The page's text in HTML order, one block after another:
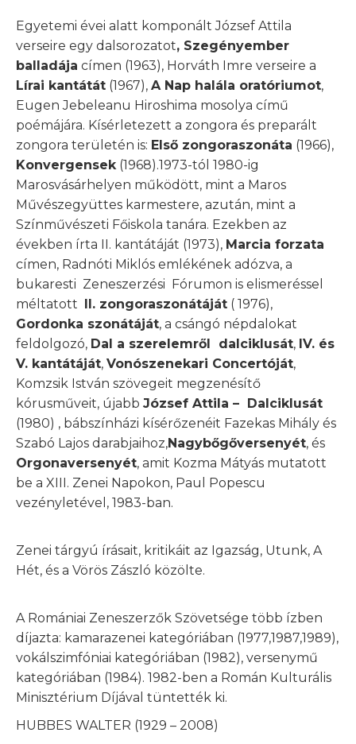
Egyetemi évei alatt komponált József Attila
verseire egy dalsorozatot, Szegényember
balladája címen (1963), Horváth Imre verseire a
Lírai kantátát (1967), A Nap halála oratóriumot,
Eugen Jebeleanu Hiroshima mosolya című
poémájára. Kísérletezett a zongora és preparált
zongora területén is: Első zongoraszonáta (1966),
Konvergensek(1968).1973-tól 1980-ig
Marosvásárhelyen működött, mint a Maros
Művészegyüttes karmestere, azután, mint a
Színművészeti Főiskola tanára. Ezekben az
években írta II. kantátáját (1973), Marcia forzata
címen, Radnóti Miklós emlékének adózva, a
bukaresti Zeneszerzési Fórumon is elismeréssel
méltatott II. zongoraszonátáját ( 1976),
Gordonka szonátáját, a csángó népdalokat
feldolgozó, Dal a szerelemről dalciklusát, IV. és
V. kantátáját, Vonószenekari Concertóját,
Komzsik István szövegeit megzenésítő
kórusműveit, újabb József Attila – Dalciklusát
(1980) , bábszínházi kísérőzenéit Fazekas Mihály és
Szabó Lajos darabjaihoz,Nagybőgőversenyét, és
Orgonaversenyét, amit Kozma Mátyás mutatott
be a XIII. Zenei Napokon, Paul Popescu
vezényletével, 1983-ban.
Zenei tárgyú írásait, kritikáit az Igazság, Utunk, A
Hét, és a Vörös Zászló közölte.
A Romániai Zeneszerzők Szövetsége több ízben
díjazta: kamarazenei kategóriában (1977,1987,1989),
vokálszimfóniai kategóriában (1982), versenymű
kategóriában (1984). 1982-ben a Román Kulturális
Minisztérium Díjával tüntették ki.
HUBBES WALTER (1929 – 2008)